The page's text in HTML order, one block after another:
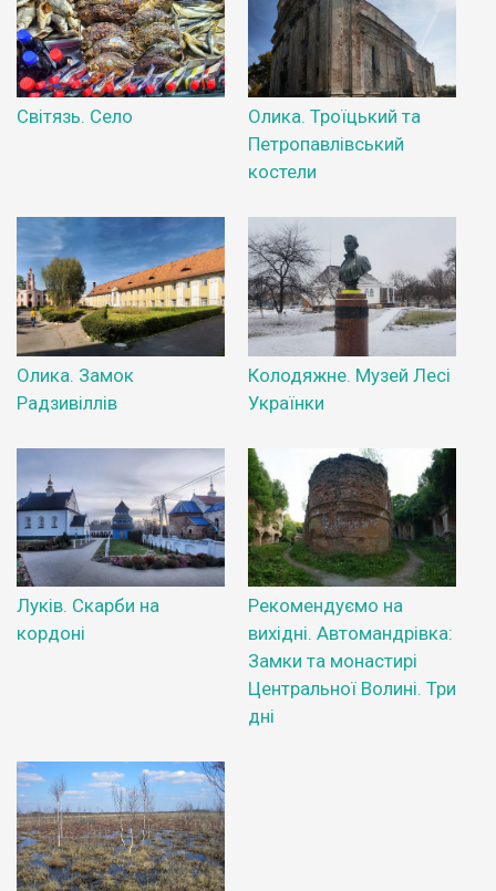
Світязь. Село
Олика. Троїцький та
Петропавлівський
костели
Олика. Замок
Радзивіллів
Колодяжне. Музей Лесі
Українки
Луків. Скарби на
кордоні
Рекомендуємо на
вихідні. Автомандрівка:
Замки та монастирі
Центральної Волині. Три
дні